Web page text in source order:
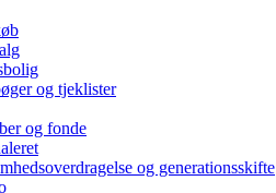
og tjeklister
og fonde
og generationsskifte